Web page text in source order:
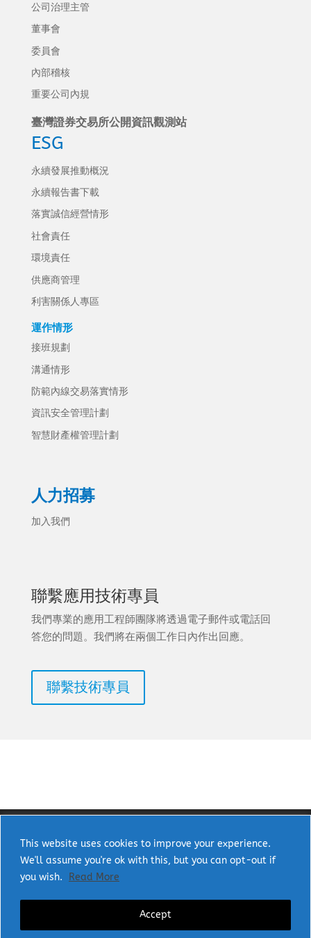
This website uses cookies to improve your experience.
We'll assume you're ok with this, but you can opt-out if
you wish.
Read More
Accept
公司治理主管
董事會
委員會
內部稽核
重要公司內規
臺灣證券交易所公開資訊觀測站
ESG
永續發展推動概況
永續報告書下載
落實誠信經營情形
社會責任
環境責任
供應商管理
利害關係人專區
運作情形
接班規劃
溝通情形
防範內線交易落實情形
資訊安全管理計劃
智慧財產權管理計劃
人力招募
加入我們
聯繫應用技術專員
我們專業的應用工程師團隊將透過電子郵件或電話回
答您的問題。我們將在兩個工作日內作出回應。
聯繫技術專員
Copyright © 2025 uPI Semi Corp. All rights
reserved.